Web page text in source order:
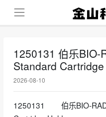
1250131 伯乐BIO-
Standard
2026-08-10
1250131 伯乐BIO-